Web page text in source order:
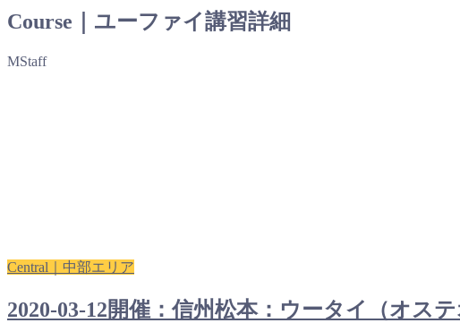
Course｜ユーファイ講習詳細
MStaff
Central｜中部エリア
2020-03-12開催：信州松本：ウータイ（オス